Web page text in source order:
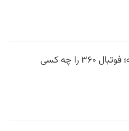
فیلتر در وقت اضافه؛ فوتبال ۳۶۰ را چه کسی